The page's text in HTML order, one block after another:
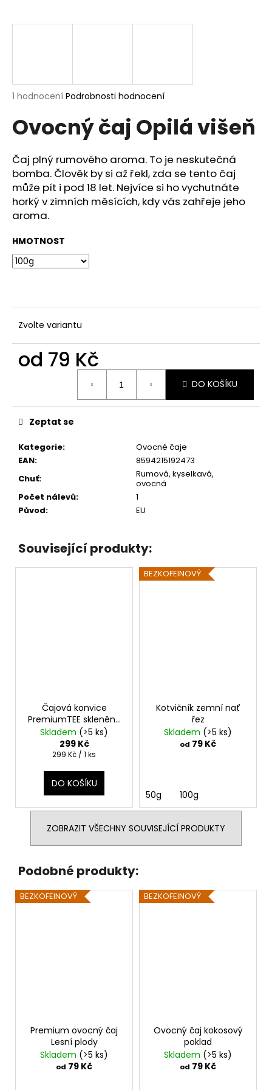
Průměrné
produktu
je
z
5
hvězdiček.
1 hodnocení Podrobnosti hodnocení
Ovocný čaj Opilá višeň
Čaj plný rumového aroma. To je neskutečná
bomba. Člověk by si až řekl, zda se tento čaj
může pít i pod 18 let. Nejvíce si ho vychutnáte
horký v zimních měsících, kdy vás zahřeje jeho
aroma.
HMOTNOST
Zvolte variantu
od 79 Kč
DO KOŠÍKU
Kategorie:
Ovocné čaje
EAN:
8594215192473
Chuť:
Rumová, kyselkavá,
ovocná
Počet nálevů:
1
Původ: EU
Zeptat se
Související produkty:
Čajová konvice
PremiumTEE skleněná
280 ml
Skladem (>5 ks)
299 Kč
Měrná
299 Kč / 1 ks
DO KOŠÍKU
BEZKOFEINOVÝ
Kotvičník zemní nať
řez
Skladem (>5 ks)
od 79 Kč
50g 100g
ZOBRAZIT VŠECHNY SOUVISEJÍCÍ PRODUKTY
Podobné produkty:
BEZKOFEINOVÝ
Premium ovocný čaj
Lesní plody
Skladem (>5 ks)
od 79 Kč
BEZKOFEINOVÝ
Ovocný čaj kokosový
poklad
Skladem (>5 ks)
od 79 Kč
j
?
HLEDAT
D
o
p
o
r
u
m
e
Kč